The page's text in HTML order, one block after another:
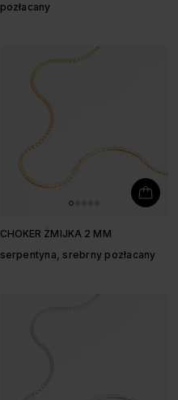
pozłacany
CHOKER ŻMIJKA 2 MM
serpentyna, srebrny pozłacany